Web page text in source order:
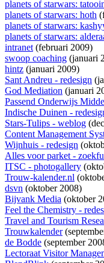
planets of starwars:
planets of starwars: hoth
planets of starwars:
planets of starwars:
intranet(februari 2009)
swoop coaching (januari
hintz (januari 2009)
Sant Andreu - redesign
God Mediation (januari
Passend Onderwijs
Indische Duinen -
Stars-Tulips - weblog
Content Management
Wijnhuis - redesign
Alles voor parket -
ITSC - photogallery
Trouw-kalender.nl
dsvn (oktober 2008)
Bijvank Media (oktober
Feel the Chemistry -
Travel and Tourism
Trouwkalender
de Bodde (september
Lectoraat Visitor